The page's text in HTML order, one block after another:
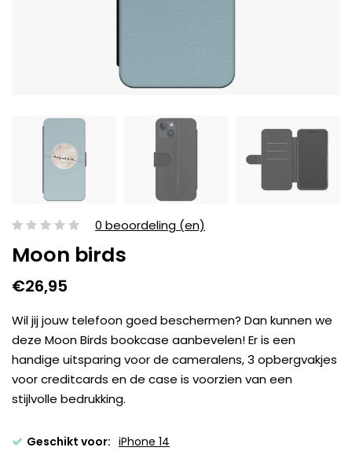
0 beoordeling (en)
Moon birds
€26,95
Wil jij jouw telefoon goed beschermen? Dan kunnen we
deze Moon Birds bookcase aanbevelen! Er is een
handige uitsparing voor de cameralens, 3 opbergvakjes
voor creditcards en de case is voorzien van een
stijlvolle bedrukking.
Geschikt voor: iPhone 14